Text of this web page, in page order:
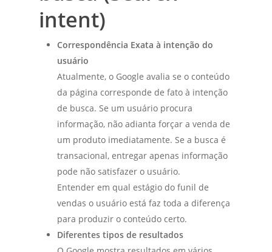
intent)
Correspondência Exata à intenção do
usuário
Atualmente, o Google avalia se o conteúdo
da página corresponde de fato à intenção
de busca. Se um usuário procura
informação, não adianta forçar a venda de
um produto imediatamente. Se a busca é
transacional, entregar apenas informação
pode não satisfazer o usuário.
Entender em qual estágio do funil de
vendas o usuário está faz toda a diferença
para produzir o conteúdo certo.
Diferentes tipos de resultados